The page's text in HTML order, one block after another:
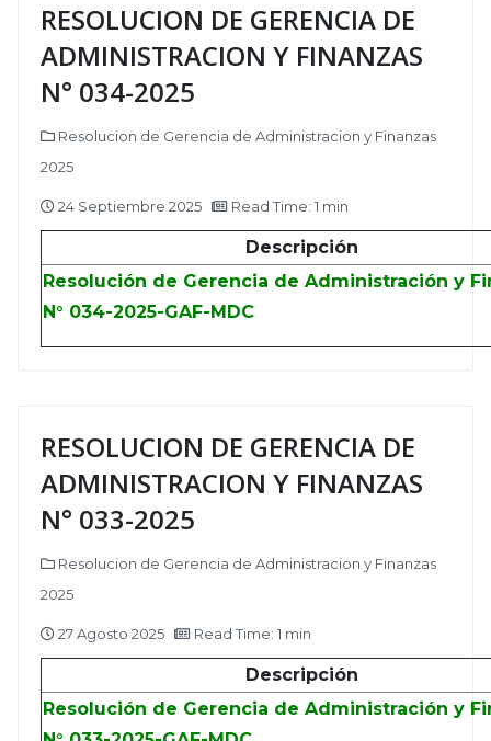
RESOLUCION DE GERENCIA DE
ADMINISTRACION Y FINANZAS
N° 034-2025
Resolucion de Gerencia de Administracion y Finanzas
2025
24 Septiembre 2025 Read Time: 1 min
Descripción
Resolución de Gerencia de Administración y
N° 034-2025-GAF-MDC
RESOLUCION DE GERENCIA DE
ADMINISTRACION Y FINANZAS
N° 033-2025
Resolucion de Gerencia de Administracion y Finanzas
2025
27 Agosto 2025 Read Time: 1 min
Descripción
Resolución de Gerencia de Administración y